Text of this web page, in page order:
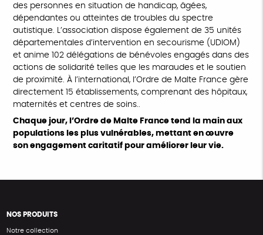
des personnes en situation de handicap, âgées,
dépendantes ou atteintes de troubles du spectre
autistique. L’association dispose également de 35 unités
départementales d’intervention en secourisme (UDIOM)
et anime 102 délégations de bénévoles engagés dans des
actions de solidarité telles que les maraudes et le soutien
de proximité. À l’international, l’Ordre de Malte France gère
directement 15 établissements, comprenant des hôpitaux,
maternités et centres de soins..
Chaque jour, l’Ordre de Malte France tend la main aux
populations les plus vulnérables, mettant en œuvre
son engagement caritatif pour améliorer leur vie.
NOS PRODUITS
Notre collection